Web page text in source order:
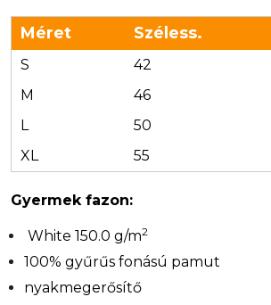
Méret Széless.
S 42
M
46
L
50
XL
55
Gyermek fazon:
White 150.0 g/m2
100% gyűrűs fonású pamut
nyakmegerősítő